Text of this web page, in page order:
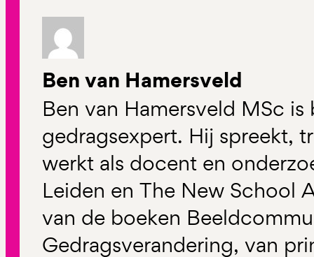
Ben van Hamersveld
Ben van Hamersveld MSc is
gedragsexpert. Hij spreekt,
werkt als docent en
Leiden en The New School
van de boeken
Gedragsverandering, van